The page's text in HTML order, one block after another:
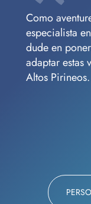
Como
especialista
dude en
adaptar estas
Altos Pirineos.